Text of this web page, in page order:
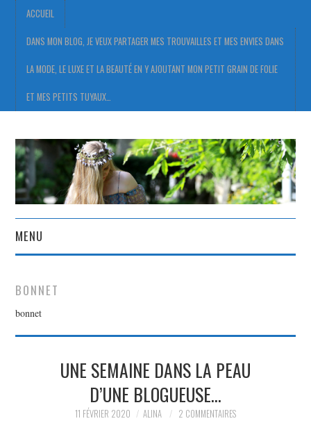
ACCUEIL
DANS MON BLOG, JE VEUX PARTAGER MES TROUVAILLES ET MES ENVIES DANS
LA MODE, LE LUXE ET LA BEAUTÉ EN Y AJOUTANT MON PETIT GRAIN DE FOLIE
ET MES PETITS TUYAUX…
MENU
PARTAGER MES
TROUVAILLES ET MES
ENVIES DANS LA MODE, LE
BONNET
bonnet
UNE SEMAINE DANS LA PEAU
D’UNE BLOGUEUSE…
11 FÉVRIER 2020 ALINA 2 COMMENTAIRES